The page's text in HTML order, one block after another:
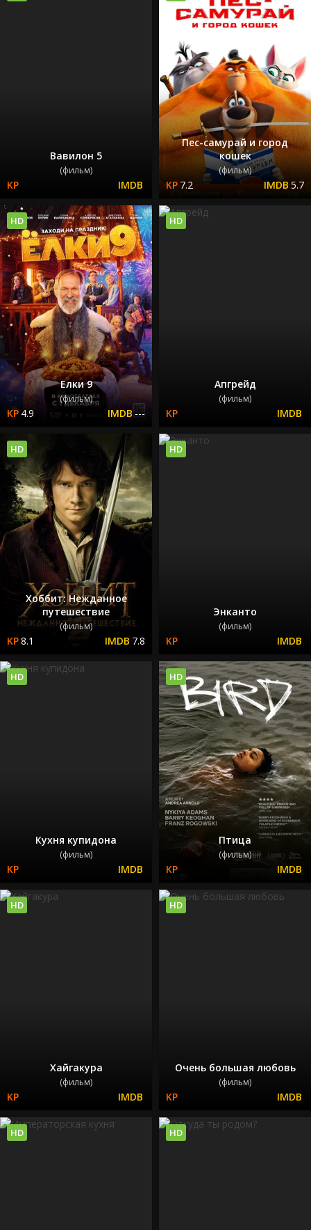
Вавилон 5
(фильм)
Пес-самурай и город
кошек
(фильм)
7.2 5.7
Елки 9
(фильм)
4.9 ---
HD
Апгрейд
(фильм)
HD
Хоббит: Нежданное
путешествие
(фильм)
8.1 7.8
HD
Энканто
(фильм)
HD
Кухня купидона
(фильм)
HD
Птица
(фильм)
HD
Хайгакура
(фильм)
HD
Очень большая любовь
(фильм)
HD
HD HD